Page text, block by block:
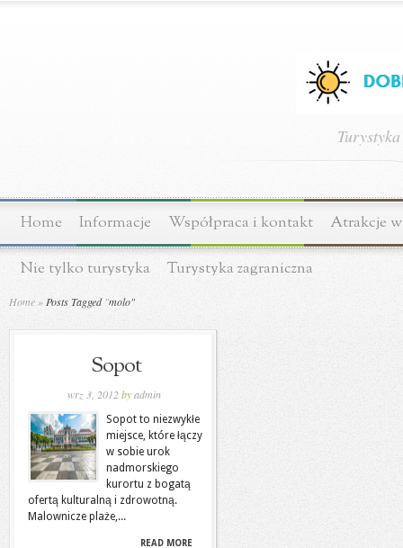
Home Informacje Współpraca i kontakt Atrakcje
Nie tylko turystyka Turystyka zagraniczna
Home » Posts Tagged "molo"
Sopot
wrz 3, 2012byadmin
Sopot to niezwykłe
miejsce, które łączy
w sobie urok
nadmorskiego
kurortu z bogatą
ofertą kulturalną i zdrowotną.
Malownicze plaże,...
READ MORE